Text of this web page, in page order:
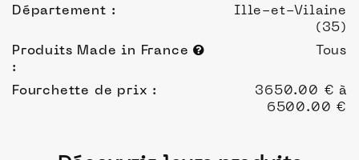
Département :
Ille-et-Vilaine
(35)
Produits Made in France
:
Tous
Fourchette de prix :
3650.00 € à
6500.00 €